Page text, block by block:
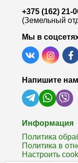
+375 (162) 21-
(Земельный
Мы в
Напишите нам
Информация
Политика
Политика в
Настроить